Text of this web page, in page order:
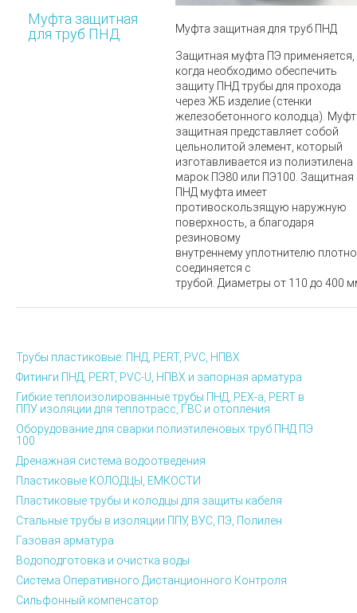
Муфта защитная
для труб ПНД
Муфта защитная для труб ПНД
Защитная муфта ПЭ применяется,
когда необходимо обеспечить
защиту ПНД трубы для прохода
через ЖБ изделие (стенки
железобетонного колодца).
защитная представляет собой
цельнолитой элемент, который
изготавливается из полиэтилена
марок ПЭ80 или ПЭ100. Защитная
ПНД муфта имеет
противоскользящую наружную
поверхность, а благодаря
резиновому
внутреннему уплотнителю плотно
соединяется с
трубой. Диаметры от 110 до 400
Трубы пластиковые: ПНД, PERT, PVC, НПВХ
Фитинги ПНД, PERT, PVC-U, НПВХ и запорная арматура
Гибкие теплоизолированные трубы ПНД, PEX-а, PERT в
ППУ изоляции для теплотрасс, ГВС и отопления
Оборудование для сварки полиэтиленовых труб ПНД ПЭ
100
Дренажная система водоотведения
Пластиковые КОЛОДЦЫ, ЕМКОСТИ
Пластиковые трубы и колодцы для защиты кабеля
Стальные трубы в изоляции ППУ, ВУС, ПЭ, Полилен
Газовая арматура
Водоподготовка и очистка воды
Система Оперативного Дистанционного Контроля
Сильфонный компенсатор